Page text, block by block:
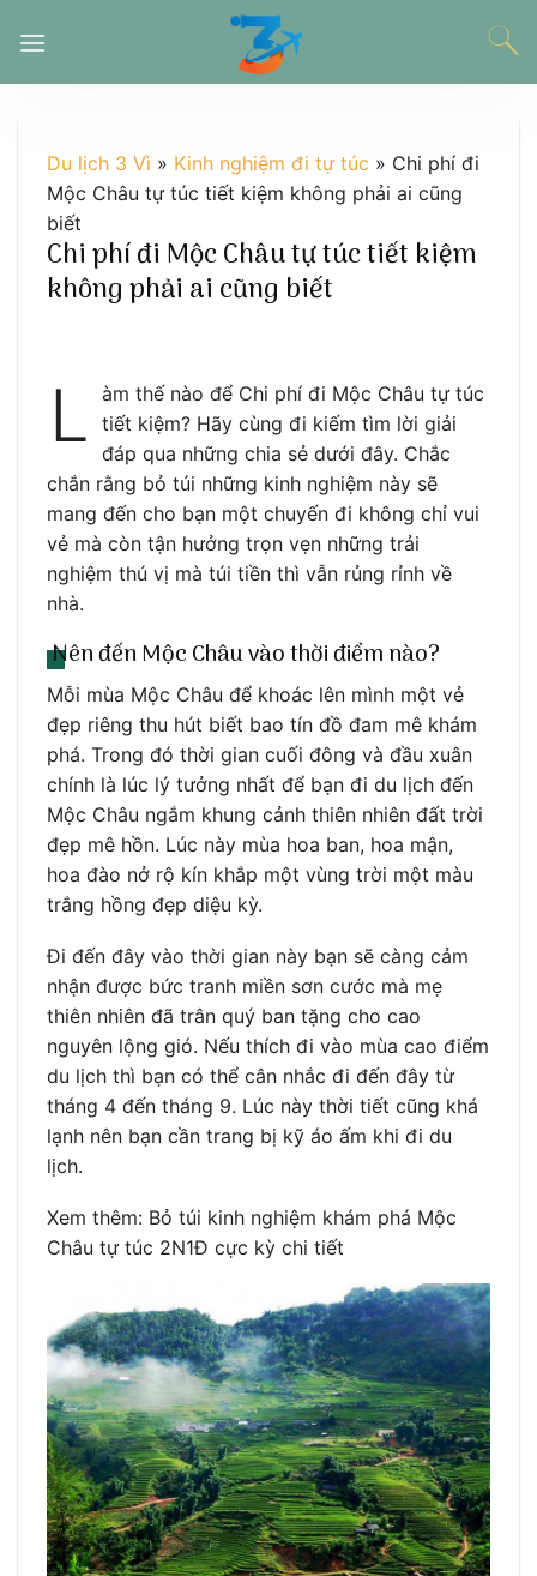
đến
Du lịch 3 Vì » Kinh nghiệm đi tự túc » Chi phí đi
Mộc Châu tự túc tiết kiệm không phải ai cũng
biết
Chi phí đi Mộc Châu tự túc tiết kiệm
không phải ai cũng biết
L
àm thế nào để Chi phí đi Mộc Châu tự túc
tiết kiệm? Hãy cùng đi kiếm tìm lời giải
đáp qua những chia sẻ dưới đây. Chắc
chắn rằng bỏ túi những kinh nghiệm này sẽ
mang đến cho bạn một chuyến đi không chỉ vui
vẻ mà còn tận hưởng trọn vẹn những trải
nghiệm thú vị mà túi tiền thì vẫn rủng rỉnh về
nhà.
Nên đến Mộc Châu vào thời điểm nào?
Mỗi mùa Mộc Châu để khoác lên mình một vẻ
đẹp riêng thu hút biết bao tín đồ đam mê khám
phá. Trong đó thời gian cuối đông và đầu xuân
chính là lúc lý tưởng nhất để bạn đi du lịch đến
Mộc Châu ngắm khung cảnh thiên nhiên đất trời
đẹp mê hồn. Lúc này mùa hoa ban, hoa mận,
hoa đào nở rộ kín khắp một vùng trời một màu
trắng hồng đẹp diệu kỳ.
Đi đến đây vào thời gian này bạn sẽ càng cảm
nhận được bức tranh miền sơn cước mà mẹ
thiên nhiên đã trân quý ban tặng cho cao
nguyên lộng gió. Nếu thích đi vào mùa cao điểm
du lịch thì bạn có thể cân nhắc đi đến đây từ
tháng 4 đến tháng 9. Lúc này thời tiết cũng khá
lạnh nên bạn cần trang bị kỹ áo ấm khi đi du
lịch.
Xem thêm: Bỏ túi kinh nghiệm khám phá Mộc
Châu tự túc 2N1Đ cực kỳ chi tiết